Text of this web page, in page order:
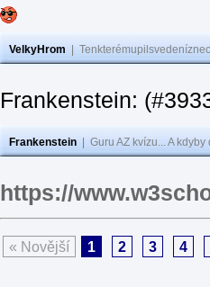
VelkyHrom
Frankenstein:
Frankenstein Guru AZ kvízu... A
https://
« Novější 1 2 3 4